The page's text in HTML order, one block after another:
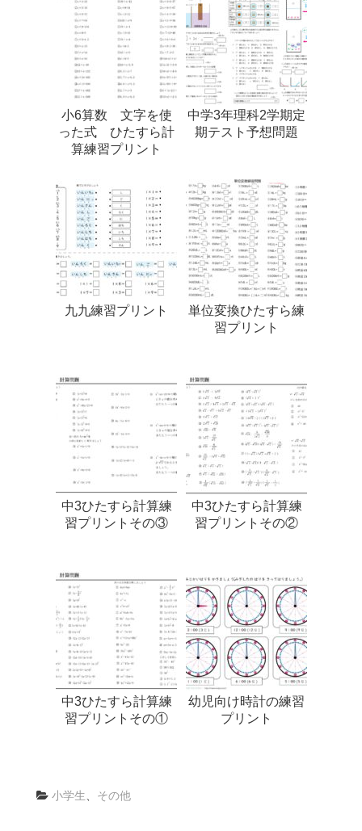
小6算数 文字を使
った式 ひたすら計
算練習プリント
中学3年理科2学期定
期テスト予想問題
九九練習プリント
単位変換ひたすら練
習プリント
中3ひたすら計算練
習プリントその③
中3ひたすら計算練
習プリントその②
中3ひたすら計算練
習プリントその①
幼児向け時計の練習
プリント
小学生 その他